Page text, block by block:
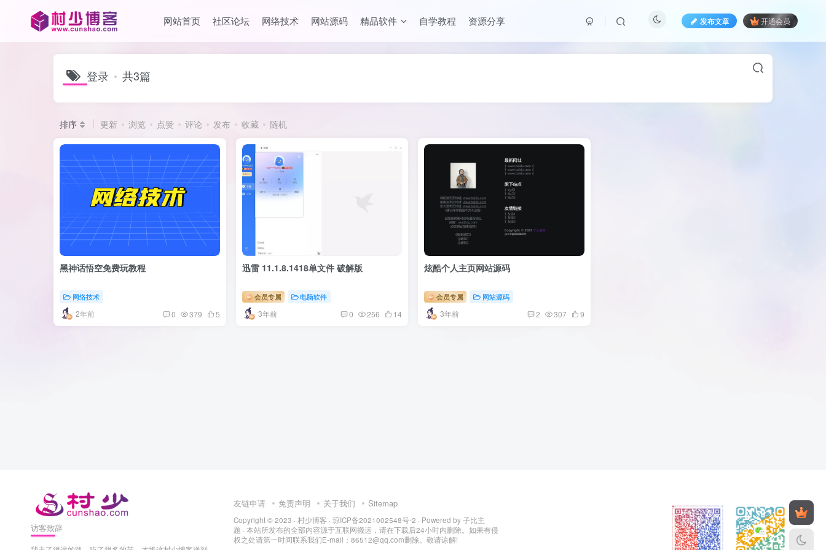
网站首页 社区论坛 网络技术 网站源码 精品软件 自学教程 资源分享 发布文章 开通会员
登录 共3篇
排序 更新 浏览 点赞 评论 发布 收藏 随机
黑神话悟空免费玩教程
网络技术
2年前 0 379 5
迅雷 11.1.8.1418单文件 破解版
会员专属 电脑软件
3年前 0 256 14
炫酷个人主页网站源码
会员专属 网站源码
3年前 2 307 9
访客致辞
友链申请 免责声明 关于我们 Sitemap
Copyright © 2023 · 村少博客 · 琼ICP备2021002548号-2 · Powered by子比主
题 · 本站所发布的全部内容源于互联网搬运，请在下载后24小时内删除。如果有侵
权之处请第一时间联系我们E-mail：86512@qq.com删除。敬请谅解!